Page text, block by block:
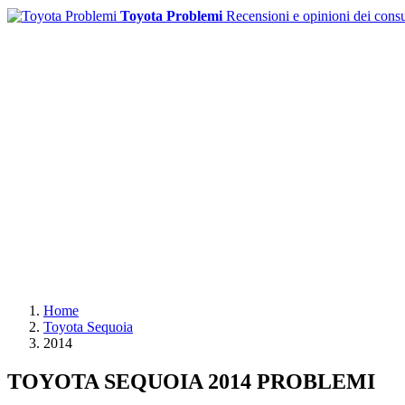
Toyota Problemi Recensioni e opinioni dei
Home
Toyota Sequoia
2014
TOYOTA SEQUOIA 2014 PROBLEMI